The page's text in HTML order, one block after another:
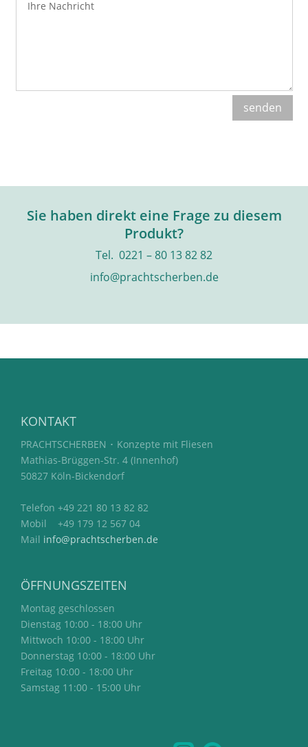
senden
Sie haben direkt eine Frage zu diesem
Produkt?
Tel. 0221 – 80 13 82 82
info@prachtscherben.de
KONTAKT
PRACHTSCHERBEN ･ Konzepte mit Fliesen
Mathias-Brüggen-Str. 4 (Innenhof)
50827 Köln-Bickendorf
Telefon +49 221 80 13 82 82
Mobil +49 179 12 567 04
Mail info@prachtscherben.de
ÖFFNUNGSZEITEN
Montag geschlossen
Dienstag 10:00 - 18:00 Uhr
Mittwoch 10:00 - 18:00 Uhr
Donnerstag 10:00 - 18:00 Uhr
Freitag 10:00 - 18:00 Uhr
Samstag 11:00 - 15:00 Uhr